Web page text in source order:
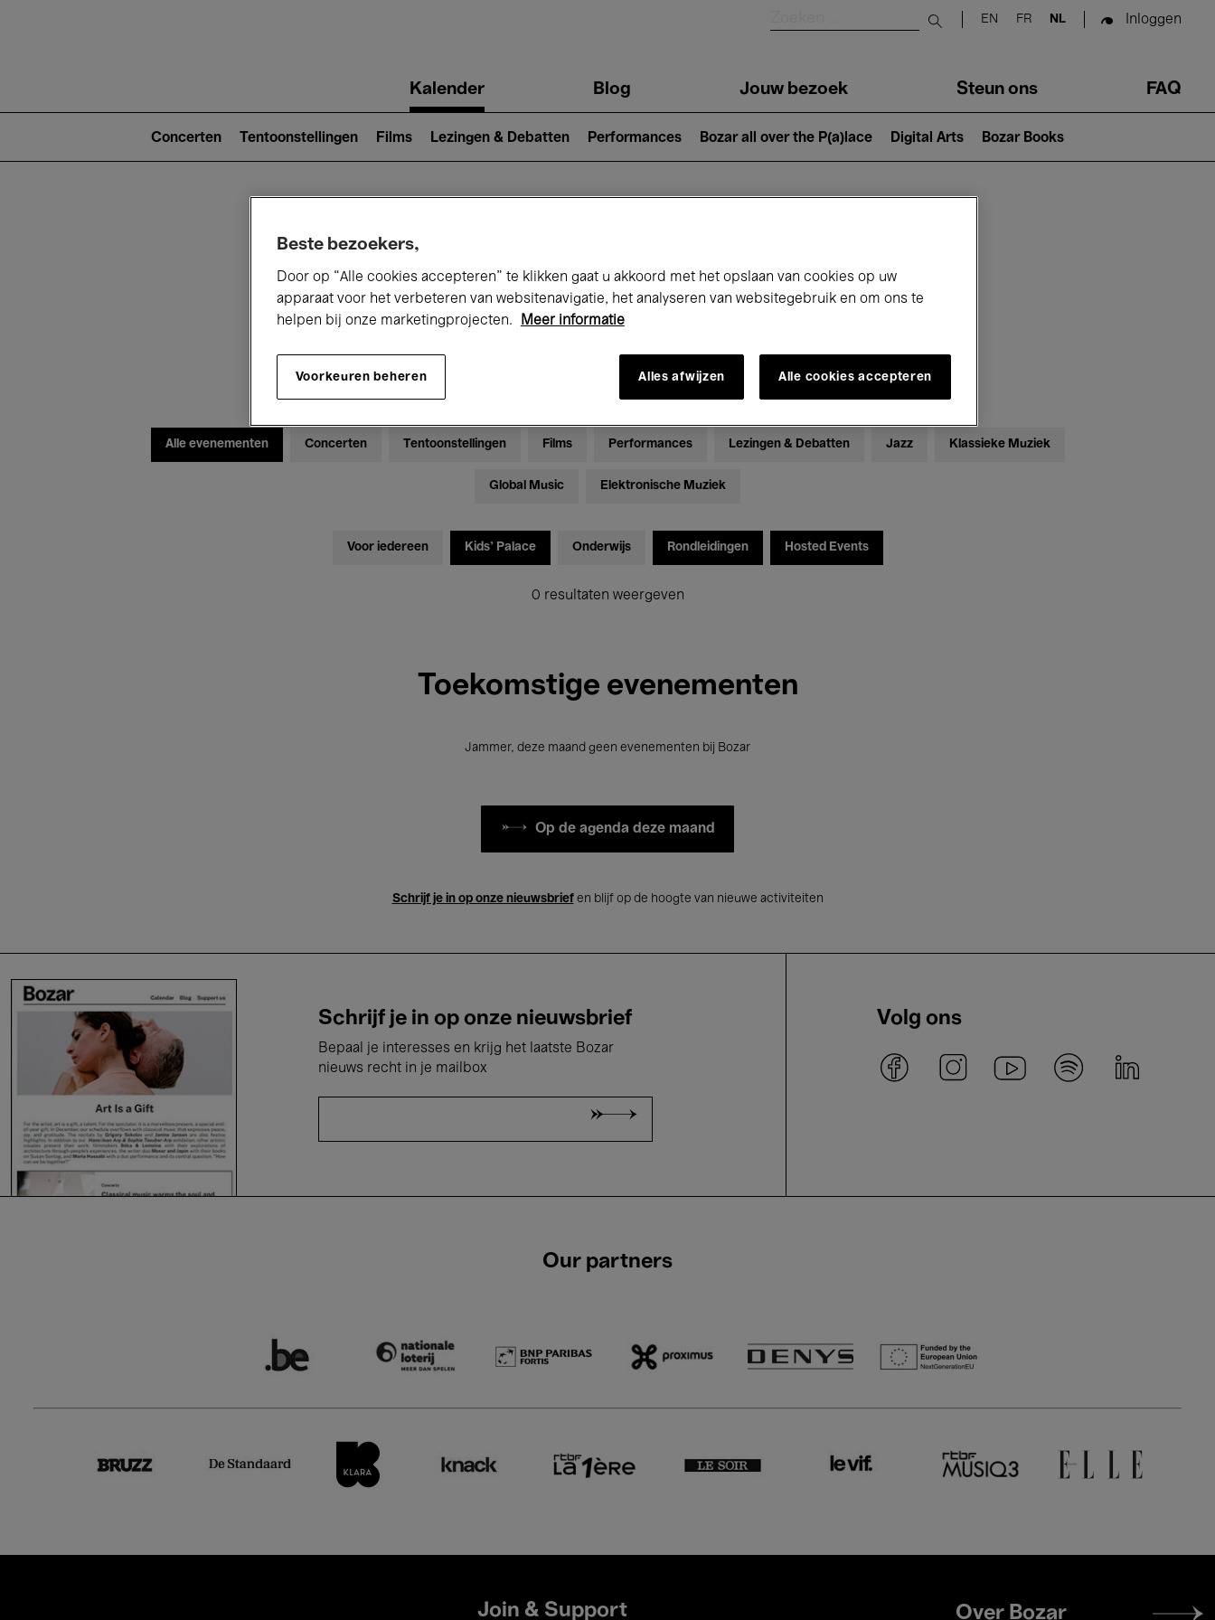
Submit search
EN FR NL Inloggen
navigationKalender Blog Jouw bezoek Steun ons FAQ
2)
Concerten Tentoonstellingen Films Lezingen & Debatten Performances Bozar all over the P(a)lace Digital Arts Bozar Books
Alle evenementen Concerten Tentoonstellingen Films Performances Lezingen & Debatten Jazz Klassieke Muziek
Global Music Elektronische Muziek
Voor iedereen Kids’ Palace Onderwijs Rondleidingen Hosted Events
0 resultaten weergeven
Toekomstige evenementen
Jammer, deze maand geen evenementen bij Bozar
Op de agenda deze maand
Schrijf je in op onze nieuwsbriefen blijf op de hoogte van nieuwe activiteiten
Schrijf je in op onze nieuwsbrief
Bepaal je interesses en krijg het laatste Bozar
nieuws recht in je mailbox
Volg ons
Our partners
Join & Support
Footer
Over Bozar
Beste bezoekers,
Door op “Alle cookies accepteren” te klikken gaat u akkoord met het opslaan van cookies op uw
apparaat voor het verbeteren van websitenavigatie, het analyseren van websitegebruik en om ons te
helpen bij onze marketingprojecten.
Meer informatie
Voorkeuren beheren Alles afwijzen Alle cookies accepteren